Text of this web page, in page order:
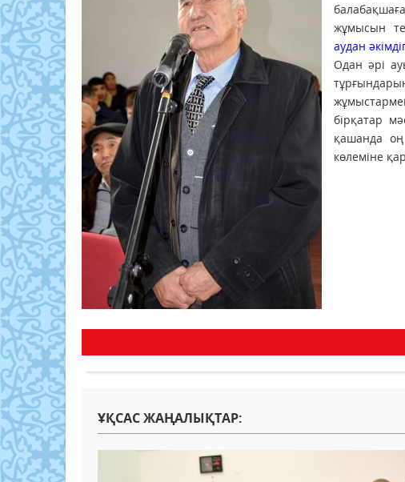
жұмысын
аудан
Одан әрі
бірқатар
қашанда
көлеміне
ҰҚСАС ЖАҢАЛЫҚТАР: